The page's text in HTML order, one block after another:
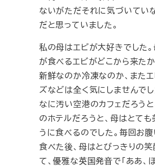
ないがただそれに気づいてい
だと思っていました。
私の母はエビが大好きでした
が食べるエビがどこから来た
新鮮なのか冷凍なのか、また
ズなどは全く気にしませんでし
なに汚い空港のカフェだろうと
のホテルだろうと、母はとても
うに食べるのでした。毎回お
食べた後、母はとびっきりの
て、優雅な英国発音で「ああ、